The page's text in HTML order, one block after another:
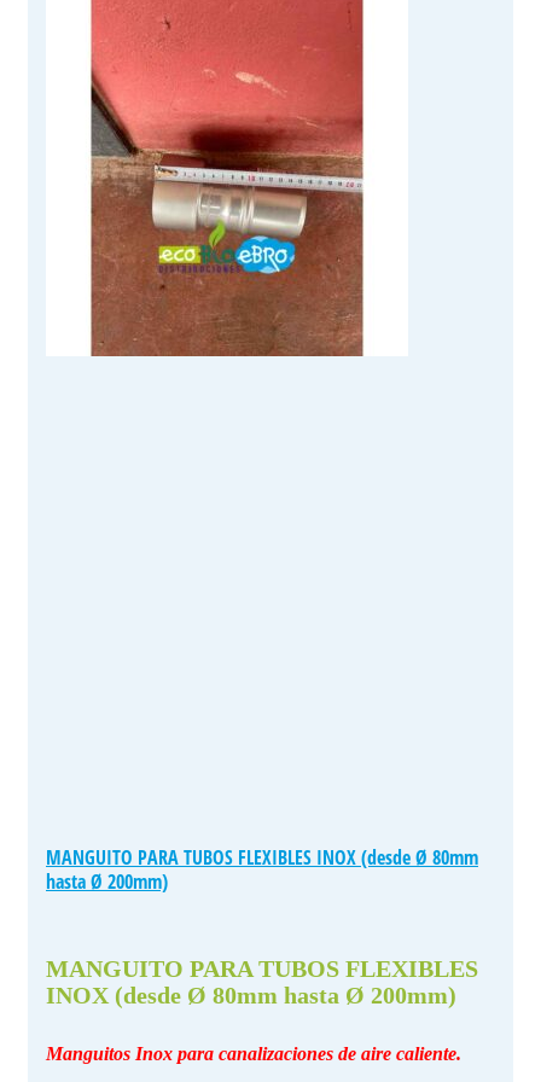
MANGUITO PARA TUBOS FLEXIBLES INOX (desde Ø 80mm
hasta Ø 200mm)
MANGUITO PARA TUBOS FLEXIBLES
INOX (desde Ø 80mm hasta Ø 200mm)
Manguitos Inox para canalizaciones de aire caliente.